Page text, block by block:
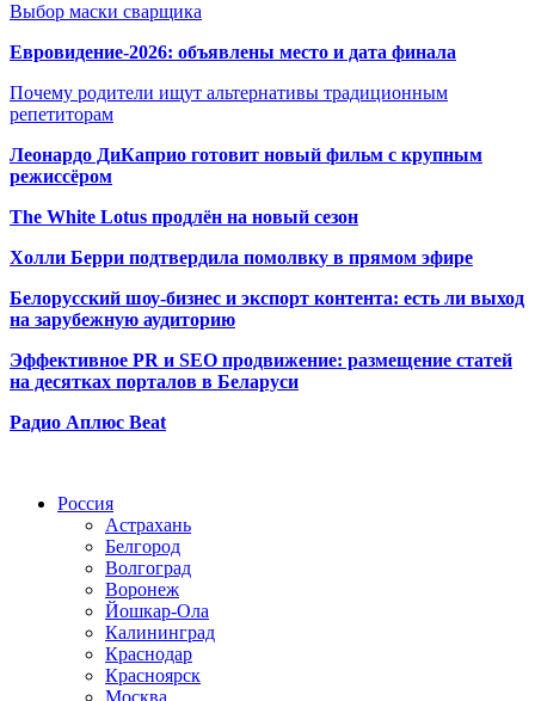
Выбор маски сварщика
Евровидение-2026: объявлены место и дата финала
Почему родители ищут альтернативы традиционным
репетиторам
Леонардо ДиКаприо готовит новый фильм с крупным
режиссёром
The White Lotus продлён на новый сезон
Холли Берри подтвердила помолвку в прямом эфире
Белорусский шоу-бизнес и экспорт контента: есть ли выход
на зарубежную аудиторию
Эффективное PR и SEO продвижение: размещение статей
на десятках порталов в Беларуси
Радио Аплюс Beat
Россия
Астрахань
Белгород
Волгоград
Воронеж
Йошкар-Ола
Калининград
Краснодар
Красноярск
Москва